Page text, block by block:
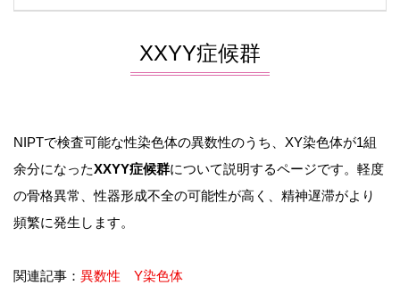
XXYY症候群
NIPTで検査可能な性染色体の異数性のうち、XY染色体が1組
余分になったXXYY症候群について説明するページです。軽度
の骨格異常、性器形成不全の可能性が高く、精神遅滞がより
頻繁に発生します。
関連記事： 異数性 Y染色体